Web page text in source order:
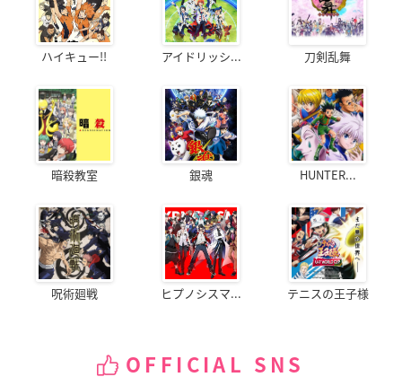
ハイキュー!! アイドリッシ... 刀剣乱舞
暗殺教室 銀魂 HUNTER...
呪術廻戦 ヒプノシスマ... テニスの王子様
OFFICIAL SNS